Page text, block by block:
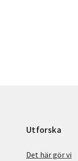
Utforska
Det här gör vi